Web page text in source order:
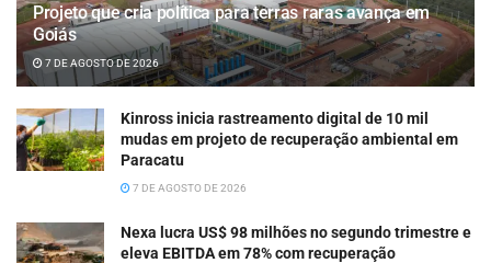
Projeto que cria política para terras raras avança em
Goiás
7 DE AGOSTO DE 2026
Kinross inicia rastreamento digital de 10 mil
mudas em projeto de recuperação ambiental em
Paracatu
7 DE AGOSTO DE 2026
Nexa lucra US$ 98 milhões no segundo trimestre e
eleva EBITDA em 78% com recuperação